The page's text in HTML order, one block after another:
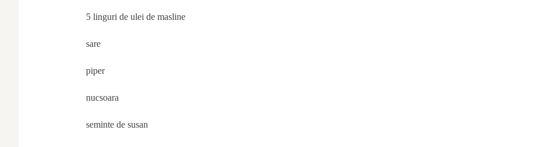
5 linguri de ulei de masline
sare
piper
nucsoara
seminte de susan